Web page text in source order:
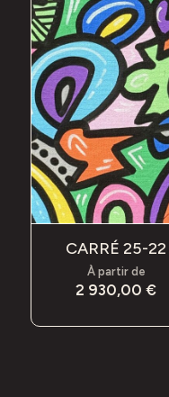
CARRÉ 25-22
À partir de
2 930,00€